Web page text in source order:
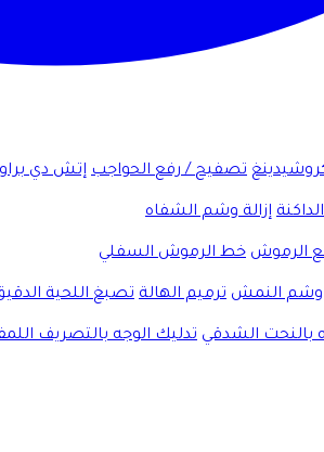
تصفيح / رفع الحواجب إتش دي
إزالة وشم الشفاه
الرموش خط الرموش السفلي
وشم النمش ترميم الهالة تصبغ اللحية
بالنحت الشدقي تدليك الوجه بالتصريف